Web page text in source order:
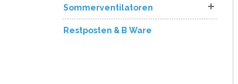
Sommerventilatoren
Restposten & B Ware